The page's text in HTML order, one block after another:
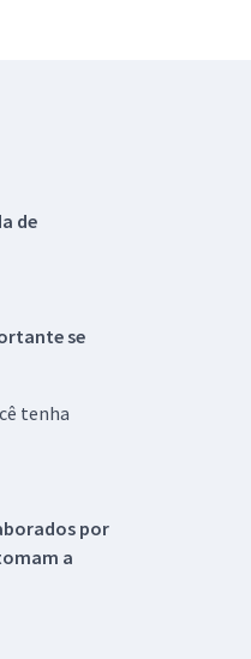
de
se
tenha
por
a